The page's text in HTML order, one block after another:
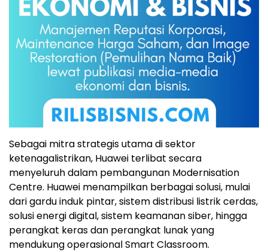
Sebagai mitra strategis utama di sektor
ketenagalistrikan, Huawei terlibat secara
menyeluruh dalam pembangunan Modernisation
Centre. Huawei menampilkan berbagai solusi, mulai
dari gardu induk pintar, sistem distribusi listrik cerdas,
solusi energi digital, sistem keamanan siber, hingga
perangkat keras dan perangkat lunak yang
mendukung operasional Smart Classroom.